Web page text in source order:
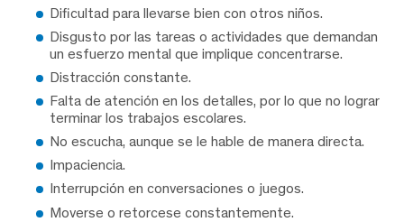
Dificultad para llevarse bien con otros niños.
Disgusto por las tareas o actividades que demandan
un esfuerzo mental que implique concentrarse.
Distracción constante.
Falta de atención en los detalles, por lo que no lograr
terminar los trabajos escolares.
No escucha, aunque se le hable de manera directa.
Impaciencia.
Interrupción en conversaciones o juegos.
Moverse o retorcese constantemente.